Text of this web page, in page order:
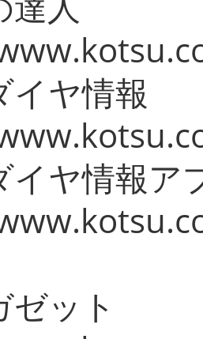
イヤ情報
イヤ情報ア
ゼット